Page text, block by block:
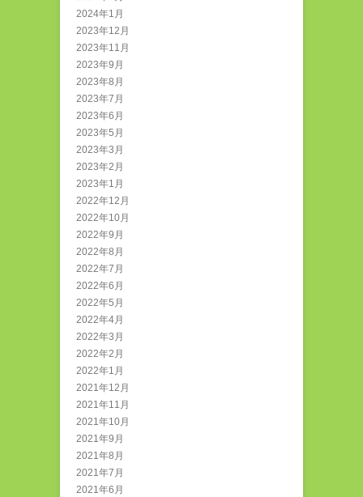
2024年1月
2023年12月
2023年11月
2023年9月
2023年8月
2023年7月
2023年6月
2023年5月
2023年3月
2023年2月
2023年1月
2022年12月
2022年10月
2022年9月
2022年8月
2022年7月
2022年6月
2022年5月
2022年4月
2022年3月
2022年2月
2022年1月
2021年12月
2021年11月
2021年10月
2021年9月
2021年8月
2021年7月
2021年6月